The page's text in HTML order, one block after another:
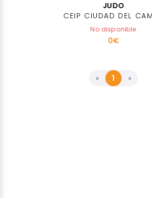
JUDO
CEIP CIUDAD DEL
No disponible
0€
« 1 »